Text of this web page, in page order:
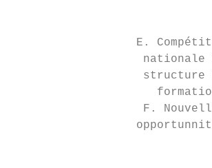
E.
nationale
structure
F.